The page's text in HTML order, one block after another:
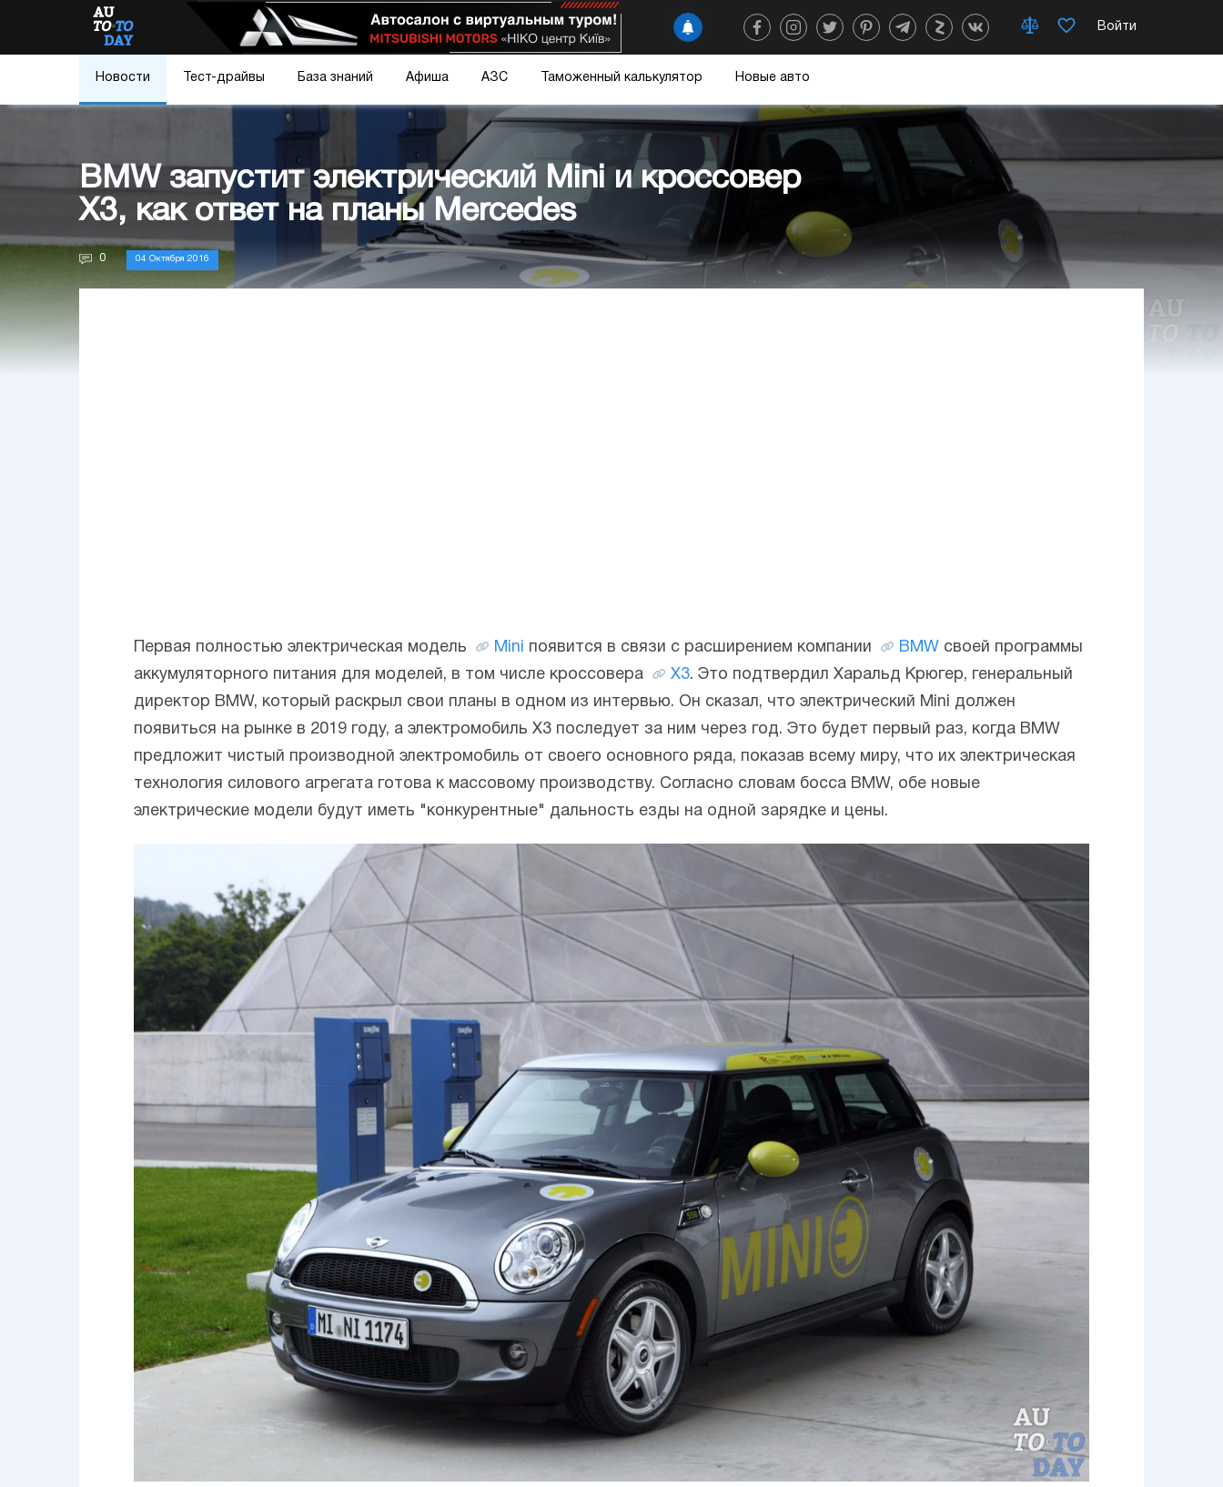
Войти
Новости Тест-драйвы База знаний Афиша АЗС Таможенный калькулятор Новые авто
BMW запустит электрический Mini и кроссовер
X3, как ответ на планы Mercedes
0 04 Октября 2016
Первая полностью электрическая модель Mini появится в связи с расширением компании BMW своей программы
аккумуляторного питания для моделей, в том числе кроссовера
X3. Это подтвердил Харальд Крюгер, генеральный
директор BMW, который раскрыл свои планы в одном из интервью. Он сказал, что электрический Mini должен
появиться на рынке в 2019 году, а электромобиль X3 последует за ним через год. Это будет первый раз, когда BMW
предложит чистый производной электромобиль от своего основного ряда, показав всему миру, что их электрическая
технология силового агрегата готова к массовому производству. Согласно словам босса BMW, обе новые
электрические модели будут иметь "конкурентные" дальность езды на одной зарядке и цены.